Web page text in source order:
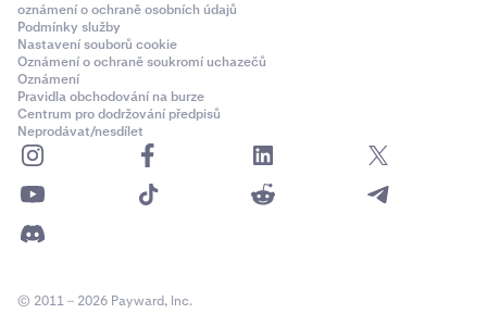
oznámení o ochraně osobních údajů
Podmínky služby
Nastavení souborů cookie
Oznámení o ochraně soukromí uchazečů
Oznámení
Pravidla obchodování na burze
Centrum pro dodržování předpisů
Neprodávat/nesdílet
© 2011 – 2026 Payward, Inc.